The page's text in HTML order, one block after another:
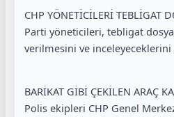
CHP YÖNETİCİLERİ TEBLİGAT
Parti yöneticileri, tebligat
verilmesini ve
BARİKAT GİBİ ÇEKİLEN ARAÇ
Polis ekipleri CHP Genel